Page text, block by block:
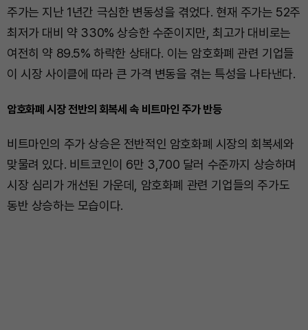
주가는 지난 1년간 극심한 변동성을 겪었다. 현재 주가는 52주
최저가 대비 약 330% 상승한 수준이지만, 최고가 대비로는
여전히 약 89.5% 하락한 상태다. 이는 암호화폐 관련 기업들
이 시장 사이클에 따라 큰 가격 변동을 겪는 특성을 나타낸다.
암호화폐 시장 전반의 회복세 속 비트마인 주가 반등
비트마인의 주가 상승은 전반적인 암호화폐 시장의 회복세와
맞물려 있다. 비트코인이 6만 3,700 달러 수준까지 상승하며
시장 심리가 개선된 가운데, 암호화폐 관련 기업들의 주가도
동반 상승하는 모습이다.